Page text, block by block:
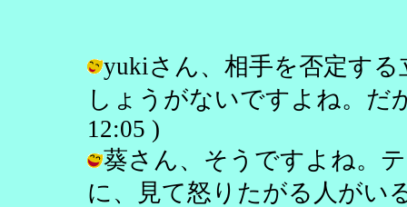
yukiさん、相手を否定す
しょうがないですよね。だ
12:05 )
葵さん、そうですよね。
に、見て怒りたがる人がい